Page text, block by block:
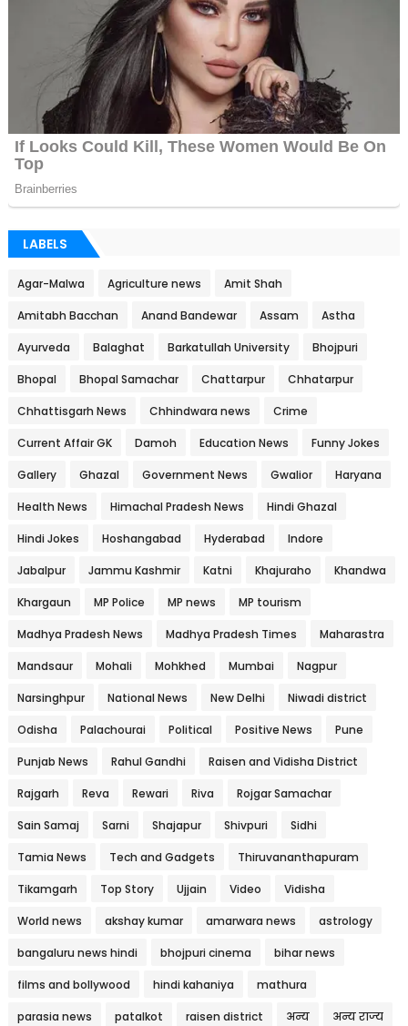
LABELS
Agar-Malwa Agriculture news Amit Shah
Amitabh Bacchan Anand Bandewar Assam Astha
Ayurveda Balaghat Barkatullah University Bhojpuri
Bhopal Bhopal Samachar Chattarpur Chhatarpur
Chhattisgarh News Chhindwara news Crime
Current Affair GK Damoh Education News Funny Jokes
Gallery Ghazal Government News Gwalior Haryana
Health News Himachal Pradesh News Hindi Ghazal
Hindi Jokes Hoshangabad Hyderabad Indore
Jabalpur Jammu Kashmir Katni Khajuraho Khandwa
Khargaun MP Police MP news MP tourism
Madhya Pradesh News Madhya Pradesh Times Maharastra
Mandsaur Mohali Mohkhed Mumbai Nagpur
Narsinghpur National News New Delhi Niwadi district
Odisha Palachourai Political Positive News Pune
Punjab News Rahul Gandhi Raisen and Vidisha District
Rajgarh Reva Rewari Riva Rojgar Samachar
Sain Samaj Sarni Shajapur Shivpuri Sidhi
Tamia News Tech and Gadgets Thiruvananthapuram
Tikamgarh Top Story Ujjain Video Vidisha
World news akshay kumar amarwara news astrology
bangaluru news hindi bhojpuri cinema bihar news
films and bollywood hindi kahaniya mathura
parasia news patalkot raisen district अन्य अन्य राज्य